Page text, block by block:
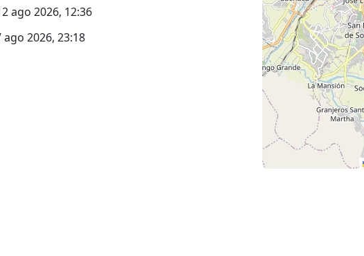
ago 2026, 12:36
ago 2026, 23:18